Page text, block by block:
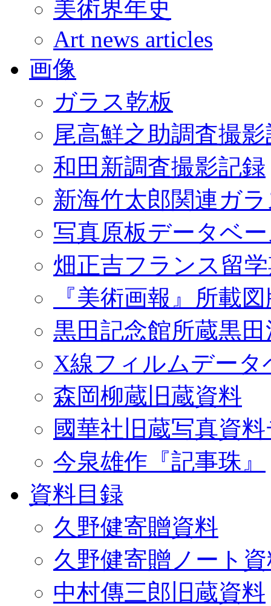
美術界年史
Art news articles
画像
ガラス乾板
尾高鮮之助調査撮
和田新調査撮影記録
新海竹太郎関連ガ
写真原板データベ
畑正吉フランス留
『美術画報』所載
黒田記念館所蔵黒
X線フィルムデータ
森岡柳蔵旧蔵資料
國華社旧蔵写真資
今泉雄作『記事珠』
資料目録
久野健寄贈資料
久野健寄贈ノート
中村傳三郎旧蔵資料